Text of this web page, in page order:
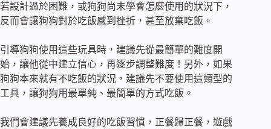
若設計過於困難，或狗狗尚未學會怎麼使用的狀況下，
反而會讓狗狗對於吃飯感到挫折，甚至放棄吃飯。
引導狗狗使用這些玩具時，建議先從最簡單的難度開
始，讓他從中建立信心，再逐步調整難度！另外，如果
狗狗本來就有不吃飯的狀況，建議先不要使用這類型的
工具，讓狗狗用最單純、最簡單的方式吃飯。
我們會建議先養成良好的吃飯習慣，正餐歸正餐，遊戲